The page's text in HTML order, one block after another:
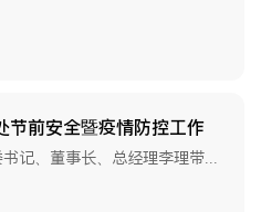
节前安全暨疫情防控工作
12月30日，川南公司党委书记、董事长、总经理李理带队到各管理处开展元旦节前安全检查。李理一行实地查看了各施工点、收费站和服务区节假日保通保畅准备情况...